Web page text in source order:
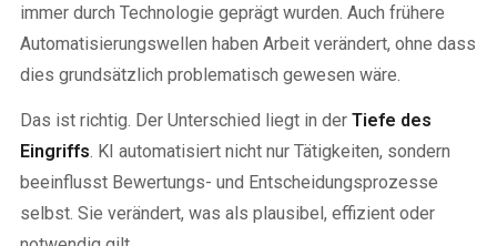
immer durch Technologie geprägt wurden. Auch frühere
Automatisierungswellen haben Arbeit verändert, ohne dass
dies grundsätzlich problematisch gewesen wäre.
Das ist richtig. Der Unterschied liegt in der Tiefe des
Eingriffs . KI automatisiert nicht nur Tätigkeiten, sondern
beeinflusst Bewertungs- und Entscheidungsprozesse
selbst. Sie verändert, was als plausibel, effizient oder